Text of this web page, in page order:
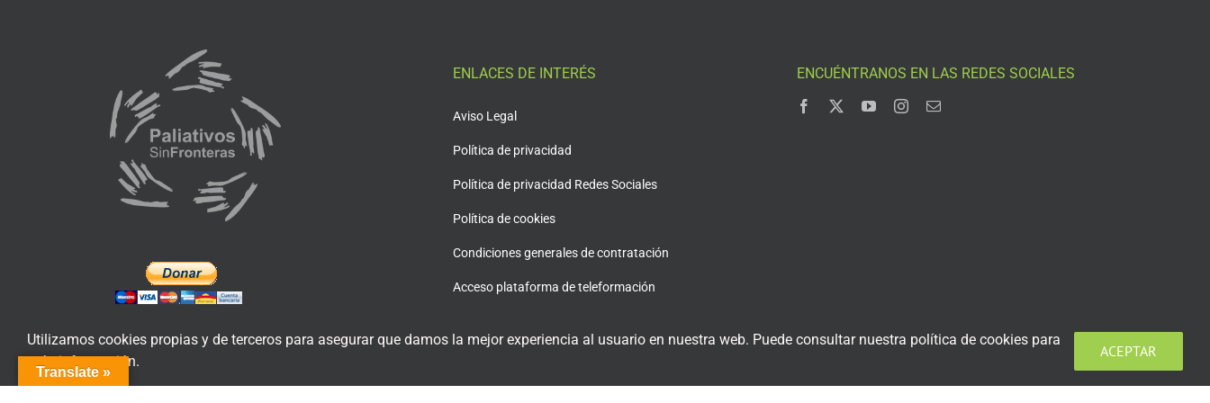
ENLACES DE INTERÉS
Aviso Legal
Política de privacidad
Política de privacidad Redes Sociales
Política de cookies
Condiciones generales de contratación
Acceso plataforma de teleformación
ENCUÉNTRANOS EN LAS REDES SOCIALES
Translate »
Utilizamos cookies propias y de terceros para asegurar que damos la mejor experiencia al usuario en nuestra web. Puede consultar nuestra política de cookies para
más información.
ACEPTAR